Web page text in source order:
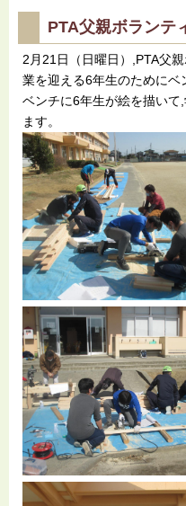
PTA父親ボランテ
2月21日（日曜日）,PTA父
業を迎える6年生のために
ベンチに6年生が絵を描い
ます。